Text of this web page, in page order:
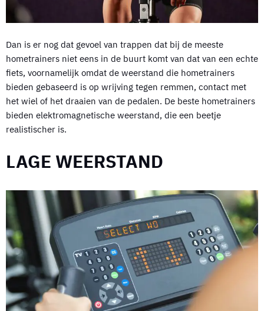
Dan is er nog dat gevoel van trappen dat bij de meeste
hometrainers niet eens in de buurt komt van dat van een echte
fiets, voornamelijk omdat de weerstand die hometrainers
bieden gebaseerd is op wrijving tegen remmen, contact met
het wiel of het draaien van de pedalen. De beste hometrainers
bieden elektromagnetische weerstand, die een beetje
realistischer is.
LAGE WEERSTAND